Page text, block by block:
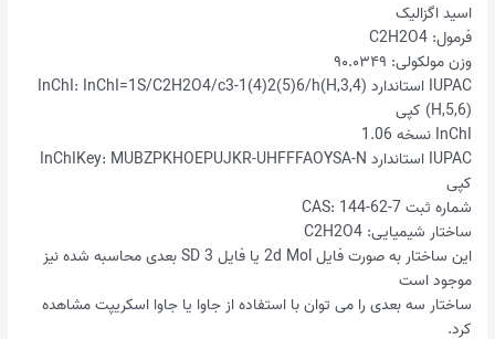
اسید اگزالیک
فرمول: C2H2O4
وزن مولکولی: ۹۰.۰۳۴۹
IUPAC استاندارد InChI: InChI=1S/C2H2O4/c3-1(4)2(5)6/h(H,3,4)
(H,5,6) کپی
InChI نسخه 1.06
IUPAC استاندارد InChIKey: MUBZPKHOEPUJKR-UHFFFAOYSA-N
کپی
شماره ثبت CAS: 144-62-7
ساختار شیمیایی: C2H2O4
این ساختار به صورت فایل 2d Mol یا فایل SD 3 بعدی محاسبه شده نیز
موجود است
ساختار سه بعدی را می توان با استفاده از جاوا یا جاوا اسکریپت مشاهده
کرد.